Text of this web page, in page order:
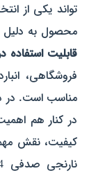
تواند یکی از
محصول به
قابلیت استفاده
فروشگاهی،
مناسب است. در
در کنار هم
کیفیت، نقش